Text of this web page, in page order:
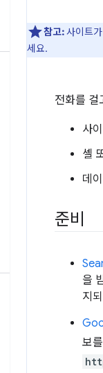
참고: 사이트
세요.
전화를 걸
사
셸
데
준비
을
지
보